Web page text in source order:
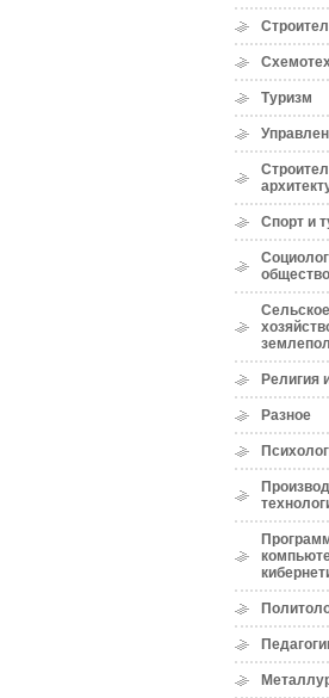
Туризм
Спорт и
Религия
Разное